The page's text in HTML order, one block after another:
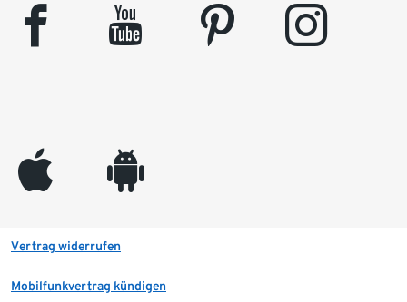
facebook youtube pinterest instagram
appleinc android
Vertrag widerrufen
Mobilfunkvertrag kündigen